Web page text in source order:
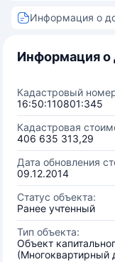
Информация о
Информация о
Кадастровый
16:50:110801:345
Кадастровая
406 635 313,29
Дата обновления
09.12.2014
Статус объекта:
Ранее учтенный
Тип объекта:
Объект